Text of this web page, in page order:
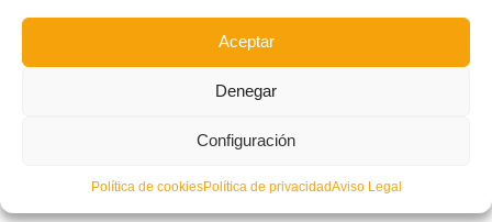
Aceptar
Denegar
Configuración
Política de cookiesPolítica de privacidadAviso Legal